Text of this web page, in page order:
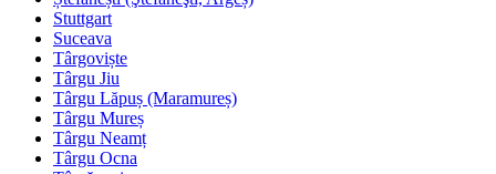
Stuttgart
Suceava
Târgoviște
Târgu Jiu
Târgu Lăpuș (Maramureș)
Târgu Mureș
Târgu Neamț
Târgu Ocna